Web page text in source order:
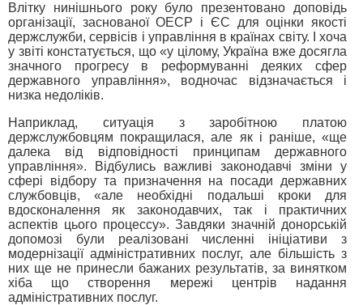
Влітку нинішнього року було презентовано доповідь
організації, заснованої OECР і ЄС для оцінки якості
держслужби, сервісів і управління в країнах світу. І хоча
у звіті констатується, що «у цілому, Україна вже досягла
значного прогресу в реформуванні деяких сфер
державного управління», водночас відзначається і
низка недоліків.
Наприклад, ситуація з заробітною платою
держслужбовцям покращилася, але як і раніше, «ще
далека від відповідності принципам державного
управління». Відбулись важливі законодавчі зміни у
сфері відбору та призначення на посади державних
службовців, «але необхідні подальші кроки для
вдосконалення як законодавчих, так і практичних
аспектів цього процессу». Завдяки значній донорській
допомозі були реалізовані численні ініціативи з
модернізації адміністративних послуг, але більшість з
них ще не принесли бажаних результатів, за винятком
хіба що створення мережі центрів надання
адміністративних послуг.